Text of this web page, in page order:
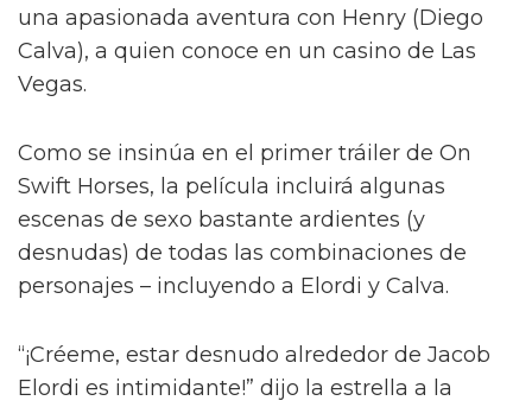
una apasionada aventura con Henry (Diego
Calva), a quien conoce en un casino de Las
Vegas.
Como se insinúa en el primer tráiler de On
Swift Horses, la película incluirá algunas
escenas de sexo bastante ardientes (y
desnudas) de todas las combinaciones de
personajes – incluyendo a Elordi y Calva.
“¡Créeme, estar desnudo alrededor de Jacob
Elordi es intimidante!” dijo la estrella a la